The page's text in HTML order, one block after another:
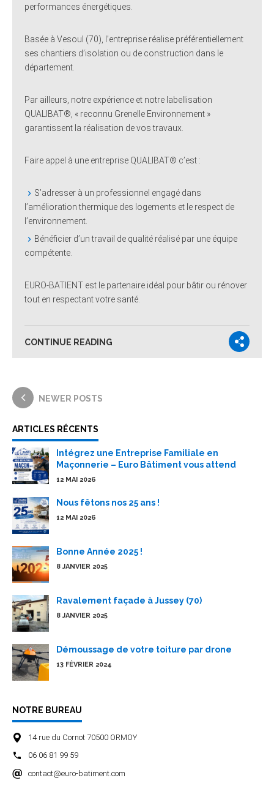
performances énergétiques.
Basée à Vesoul (70), l’entreprise réalise préférentiellement
ses chantiers d’isolation ou de construction dans le
département.
Par ailleurs, notre expérience et notre labellisation
QUALIBAT®, « reconnu Grenelle Environnement »
garantissent la réalisation de vos travaux.
Faire appel à une entreprise QUALIBAT® c’est :
S’adresser à un professionnel engagé dans
l’amélioration thermique des logements et le respect de
l’environnement.
Bénéficier d’un travail de qualité réalisé par une équipe
compétente.
EURO-BATIENT est le partenaire idéal pour bâtir ou rénover
tout en respectant votre santé.
CONTINUE READING
NEWER POSTS
ARTICLES RÉCENTS
Intégrez une Entreprise Familiale en
Maçonnerie – Euro Bâtiment vous attend
12 MAI 2026
Nous fêtons nos 25 ans !
12 MAI 2026
Bonne Année 2025 !
8 JANVIER 2025
Ravalement façade à Jussey (70)
8 JANVIER 2025
Démoussage de votre toiture par drone
13 FÉVRIER 2024
NOTRE BUREAU
14 rue du Cornot 70500 ORMOY
06 06 81 99 59
contact@euro-batiment.com